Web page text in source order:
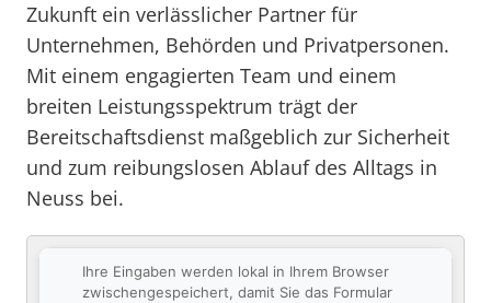
Zukunft ein verlässlicher Partner für
Unternehmen, Behörden und Privatpersonen.
Mit einem engagierten Team und einem
breiten Leistungsspektrum trägt der
Bereitschaftsdienst maßgeblich zur Sicherheit
und zum reibungslosen Ablauf des Alltags in
Neuss bei.
Ihre Eingaben werden lokal in Ihrem Browser
zwischengespeichert, damit Sie das Formular